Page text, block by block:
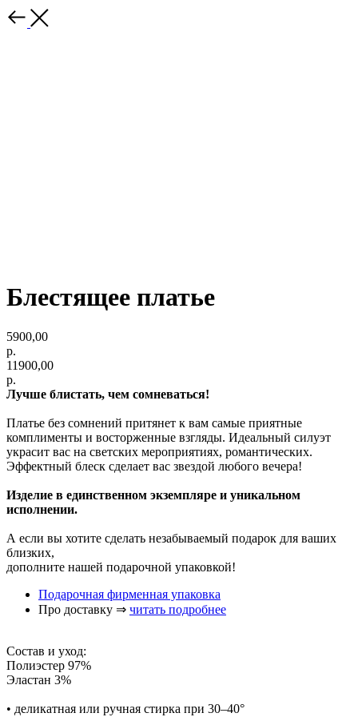
Блестящее платье
5900,00
р.
11900,00
р.
Лучше блистать, чем сомневаться!
Платье без сомнений притянет к вам самые приятные
комплименты и восторженные взгляды. Идеальный силуэт
украсит вас на светских мероприятиях, романтических.
Эффектный блеск сделает вас звездой любого вечера!
Изделие в единственном экземпляре и уникальном
исполнении.
А если вы хотите сделать незабываемый подарок для ваших
близких,
дополните нашей подарочной упаковкой!
Подарочная фирменная упаковка
Про доставку ⇒ читать подробнее
Состав и уход:
Полиэстер 97%
Эластан 3%
• деликатная или ручная стирка при 30–40°